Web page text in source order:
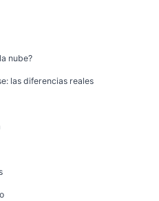
nube?
las diferencias reales